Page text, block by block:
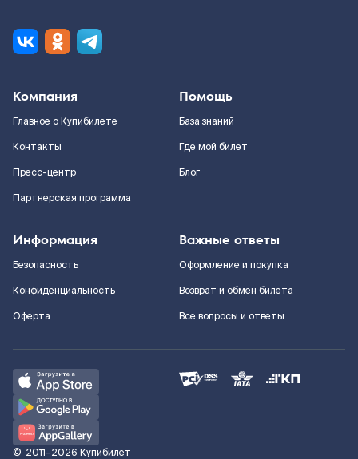
Компания
Главное о Купибилете
Контакты
Пресс-центр
Партнерская программа
Помощь
База знаний
Где мой билет
Блог
Информация
Безопасность
Конфиденциальность
Оферта
Важные ответы
Оформление и покупка
Возврат и обмен билета
Все вопросы и ответы
© 2011–2026 Купибилет